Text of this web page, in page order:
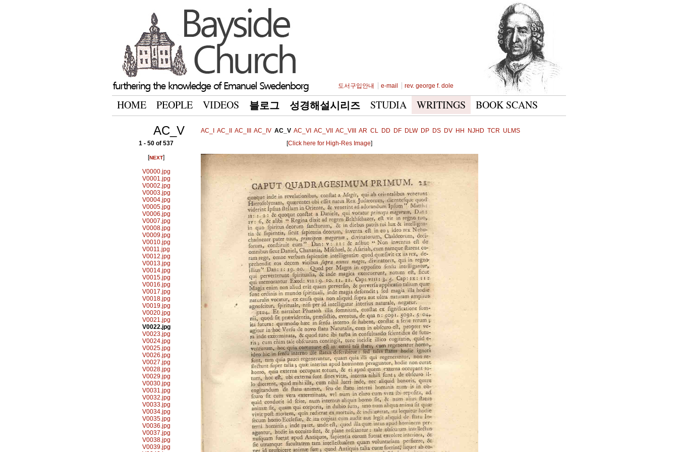
도서구입안내 e-mail rev. george f. dole
HOME PEOPLE VIDEOS 블로그 성경해설시리즈 STUDIA WRITINGS
BOOK SCANS
AC_V
AC_I AC_II AC_III AC_IV AC_V AC_VI AC_VII AC_VIII AR CL DD DF DLW DP DS DV HH NJHD TCR ULMS
1 - 50 of 537
[NEXT]
V0000.jpg
V0001.jpg
V0002.jpg
V0003.jpg
V0004.jpg
V0005.jpg
V0006.jpg
V0007.jpg
V0008.jpg
V0009.jpg
V0010.jpg
V0011.jpg
V0012.jpg
V0013.jpg
V0014.jpg
V0015.jpg
V0016.jpg
V0017.jpg
V0018.jpg
V0019.jpg
V0020.jpg
V0021.jpg
V0022.jpg
V0023.jpg
V0024.jpg
V0025.jpg
V0026.jpg
V0027.jpg
V0028.jpg
V0029.jpg
V0030.jpg
V0031.jpg
V0032.jpg
V0033.jpg
V0034.jpg
V0035.jpg
V0036.jpg
V0037.jpg
V0038.jpg
V0039.jpg
[Click here for High-Res Image]